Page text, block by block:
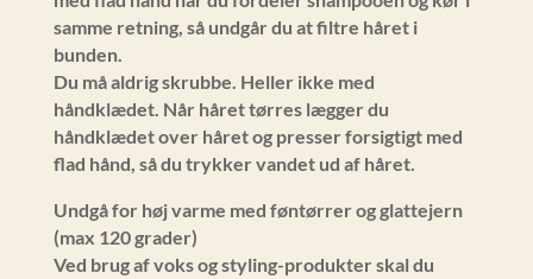
samme retning, så undgår du at filtre håret i
bunden.
Du må aldrig skrubbe. Heller ikke med
håndklædet. Når håret tørres lægger du
håndklædet over håret og presser forsigtigt med
flad hånd, så du trykker vandet ud af håret.
Undgå for høj varme med føntørrer og glattejern
(max 120 grader)
Ved brug af voks og styling-produkter skal du